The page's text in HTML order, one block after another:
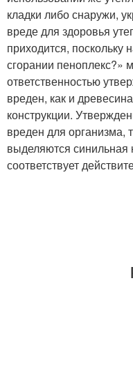
кладки либо снаружи,
вреде для здоровья
приходится, поскольку
сгорании пеноплекс?»
ответственностью
вреден, как и
конструкции.
вреден для организма,
выделяются синильная
соответствует